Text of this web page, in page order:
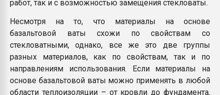
работ, так и с возможностью замещения стекловаты.
Несмотря на то, что материалы на основе
базальтовой ваты схожи по свойствам со
стекловатными, однако, все же это две группы
разных материалов, как по свойствам, так и по
направлениям использования. Если материалы на
основе базальтовой ваты можно применять в любой
области теплоизоляции – от кровли до фундамента,